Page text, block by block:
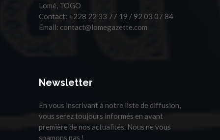
Lomé, TOGO
Contact: +228 22 33 77 19 / 92 03 07 84
Email: contact@lomegazette.com
Newsletter
En vous inscrivant à notre liste de diffusion,
vous serez toujours informés en avant
première de nos actualités. Nous ne vous
spamons pas !